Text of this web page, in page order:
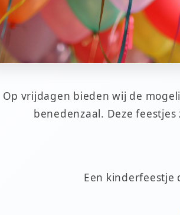
Op vrijdagen bieden wij de
benedenzaal. Deze
Een kinderfeestje